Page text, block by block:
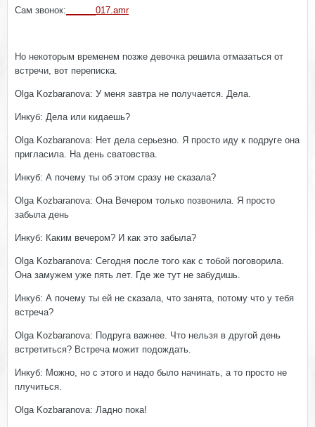
Сам звонок: ______017.amr
Но некоторым временем позже девочка решила отмазаться от
встречи, вот переписка.
Olga Kozbaranova: У меня завтра не получается. Дела.
Инкуб: Дела или кидаешь?
Olga Kozbaranova: Нет дела серьезно. Я просто иду к подруге она
пригласила. На день сватовства.
Инкуб: А почему ты об этом сразу не сказала?
Olga Kozbaranova: Она Вечером только позвонила. Я просто
забыла день
Инкуб: Каким вечером? И как это забыла?
Olga Kozbaranova: Сегодня после того как с тобой поговорила.
Она замужем уже пять лет. Где же тут не забудишь.
Инкуб: А почему ты ей не сказала, что занята, потому что у тебя
встреча?
Olga Kozbaranova: Подруга важнее. Что нельзя в другой день
встретиться? Встреча можит подождать.
Инкуб: Можно, но с этого и надо было начинать, а то просто не
плучиться.
Olga Kozbaranova: Ладно пока!